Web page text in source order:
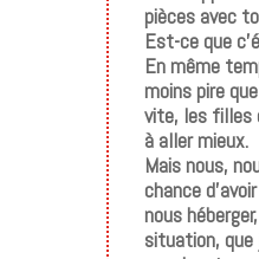
pièces avec
Est-ce que
En même
moins pire
vite, les filles
à aller mieux.
Mais nous,
chance
nous
situation, que